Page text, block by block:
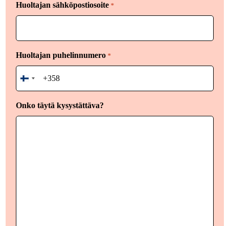
Huoltajan sähköpostiosoite *
Huoltajan puhelinnumero *
Finland
+358
Onko täytä kysystättäva?